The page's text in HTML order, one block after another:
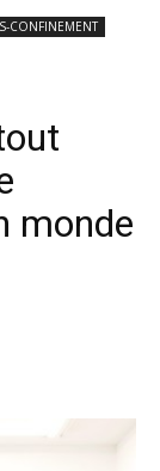
CONFINEMENT
monde